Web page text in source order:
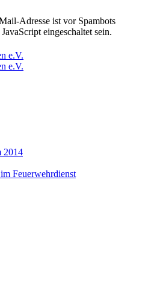
Adresse ist vor Spambots
eingeschaltet sein.
2014
Feuerwehrdienst